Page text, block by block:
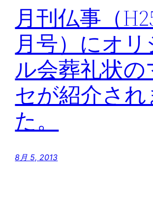
月刊仏事（
月号）にオリ
ル会葬礼状の
セが紹介され
た。
8月 5, 2013